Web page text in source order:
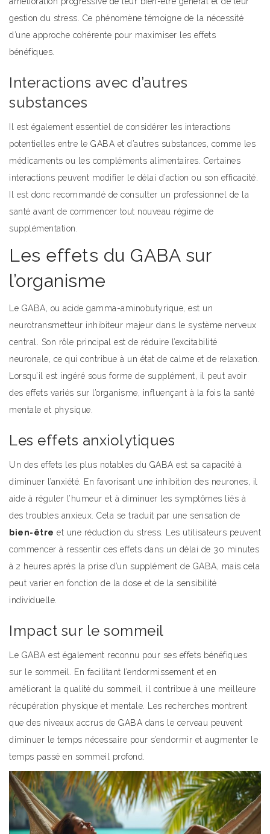
gestion du stress. Ce phénomène témoigne de la nécessité
d’une approche cohérente pour maximiser les effets
bénéfiques.
Interactions avec d’autres
substances
Il est également essentiel de considérer les interactions
potentielles entre le GABA et d’autres substances, comme les
médicaments ou les compléments alimentaires. Certaines
interactions peuvent modifier le délai d’action ou son efficacité.
Il est donc recommandé de consulter un professionnel de la
santé avant de commencer tout nouveau régime de
supplémentation.
Les effets du GABA sur
l’organisme
Le GABA, ou acide gamma-aminobutyrique, est un
neurotransmetteur inhibiteur majeur dans le système nerveux
central. Son rôle principal est de réduire l’excitabilité
neuronale, ce qui contribue à un état de calme et de relaxation.
Lorsqu’il est ingéré sous forme de supplément, il peut avoir
des effets variés sur l’organisme, influençant à la fois la santé
mentale et physique.
Les effets anxiolytiques
Un des effets les plus notables du GABA est sa capacité à
diminuer l’anxiété. En favorisant une inhibition des neurones, il
aide à réguler l’humeur et à diminuer les symptômes liés à
des troubles anxieux. Cela se traduit par une sensation de
bien-être et une réduction du stress. Les utilisateurs peuvent
commencer à ressentir ces effets dans un délai de 30 minutes
à 2 heures après la prise d’un supplément de GABA, mais cela
peut varier en fonction de la dose et de la sensibilité
individuelle.
Impact sur le sommeil
Le GABA est également reconnu pour ses effets bénéfiques
sur le sommeil. En facilitant l’endormissement et en
améliorant la qualité du sommeil, il contribue à une meilleure
récupération physique et mentale. Les recherches montrent
que des niveaux accrus de GABA dans le cerveau peuvent
diminuer le temps nécessaire pour s’endormir et augmenter le
temps passé en sommeil profond.